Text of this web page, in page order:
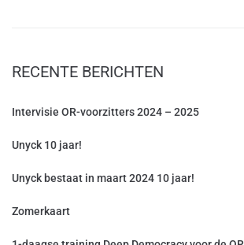
RECENTE BERICHTEN
Intervisie OR-voorzitters 2024 – 2025
Unyck 10 jaar!
Unyck bestaat in maart 2024 10 jaar!
Zomerkaart